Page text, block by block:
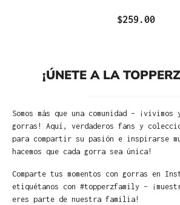
$259.00
¡ÚNETE A LA
Somos más que una comunidad – ¡vivimos
gorras! Aquí, verdaderos fans y
para compartir su pasión e inspirarse
hacemos que cada gorra sea única!
Comparte tus momentos con gorras en
etiquétanos con #topperzfamily –
eres parte de nuestra familia!